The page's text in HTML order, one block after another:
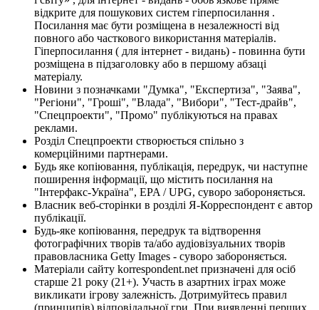
відкрите для пошукових систем гіперпосилання .
Посилання має бути розміщена в незалежності від
повного або часткового використання матеріалів.
Гіперпосилання ( для інтернет - видань) - повинна бути
розміщена в підзаголовку або в першому абзаці
матеріалу.
Новини з позначками "Думка", "Експертиза", "Заява",
"Регіони", "Гроші", "Влада", "Вибори", "Тест-драйв",
"Спецпроекти", "Промо" публікуються на правах
реклами.
Розділ Спецпроекти створюється спільно з
комерційними партнерами.
Будь яке копіювання, публікація, передрук, чи наступне
поширення інформації, що містить посилання на
"Інтерфакс-Україна", EPA / UPG, суворо забороняється.
Власник веб-сторінки в розділі Я-Корреспондент є автор
публікації.
Будь-яке копіювання, передрук та відтворення
фотографічних творів та/або аудіовізуальних творів
правовласника Getty Images - суворо забороняється.
Матеріали сайту korrespondent.net призначені для осіб
старше 21 року (21+). Участь в азартних іграх може
викликати ігрову залежність. Дотримуйтесь правил
(принципів) відповідальної гри. При виявленні перших